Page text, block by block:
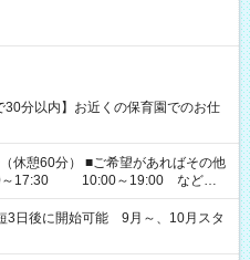
30分以内】お近くの保育園でのお仕
希望があればその他
～17:30 10:00～19:00 など
」 「余裕を持って夕飯の準備がし
たくない」 など、ご希望があれば教
お仕事の勤務時間。 合計で週40時
日後に開始可能 9月～、10月スタ